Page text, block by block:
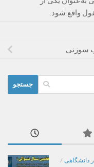
واقع شود.
سوزنی
دانشگاهی /